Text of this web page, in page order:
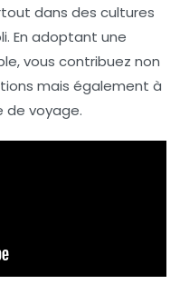
dans des cultures
En adoptant une
, vous contribuez non
mais également à
de voyage.